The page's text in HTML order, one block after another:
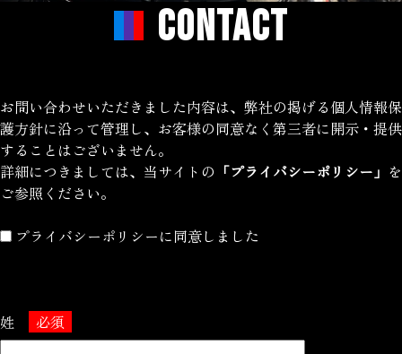
CONTACT
お問い合わせいただきました内容は、弊社の掲げる個人情報保
護方針に沿って管理し、お客様の同意なく第三者に開示・提供
することはございません。
詳細につきましては、当サイトの 「プライバシーポリシー」 を
ご参照ください。
プライバシーポリシーに同意しました
姓 必須